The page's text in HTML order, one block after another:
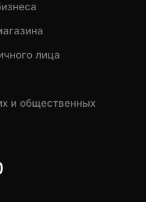
лица
и общественных